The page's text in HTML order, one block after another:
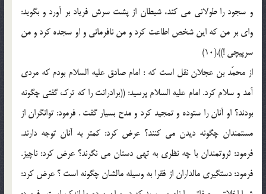
و سجود را طولانى مى كند، شيطان از پشت سرش فرياد بر آورد و بگويد:
واى بر من كه اين شخص اطاعت كرد و من نافرمانى و او سجده كرد و من
سرپيچى !)).(10)
از محمّد بن عجلان نقل است كه : امام صادق عليه السلام بودم كه مردى
آمد و سلام كرد. امام عليه السلام پرسيد: ((برادرانت را كه ترك گفتى چگونه
بودند؟ او آنان را ستوده و تمجيد كرد و مدح بسيار گفت . فرمود: توانگران از
مستمندان چگونه ديدن مى كنند؟ عرض كرد: كمتر به آنان توجه دارند.
فرمود: ثروتمندان با چه نظرى به تهى دستان مى نگرند؟ عرض كرد: ناچيز.
فرمود: دستگيرى مالداران از فقرا به وسيله مالشان چگونه است ؟ عرض كرد: